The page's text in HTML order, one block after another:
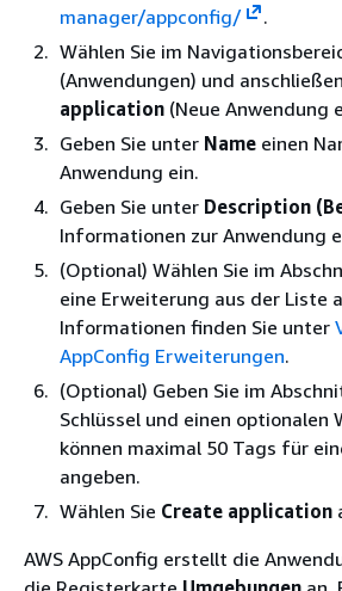
manager/appconfig/
.
Wählen Sie im
(Anwendungen) und
application (Neue Anwendung
Geben Sie unter Name einen
Anwendung ein.
Geben Sie unter Description
Informationen zur Anwendung
(Optional) Wählen Sie im
eine Erweiterung aus der Liste
Informationen finden Sie unter
AppConfig Erweiterungen.
(Optional) Geben Sie im
Schlüssel und einen optionalen
können maximal 50 Tags für
angeben.
Wählen Sie Create application
AWS AppConfig erstellt die